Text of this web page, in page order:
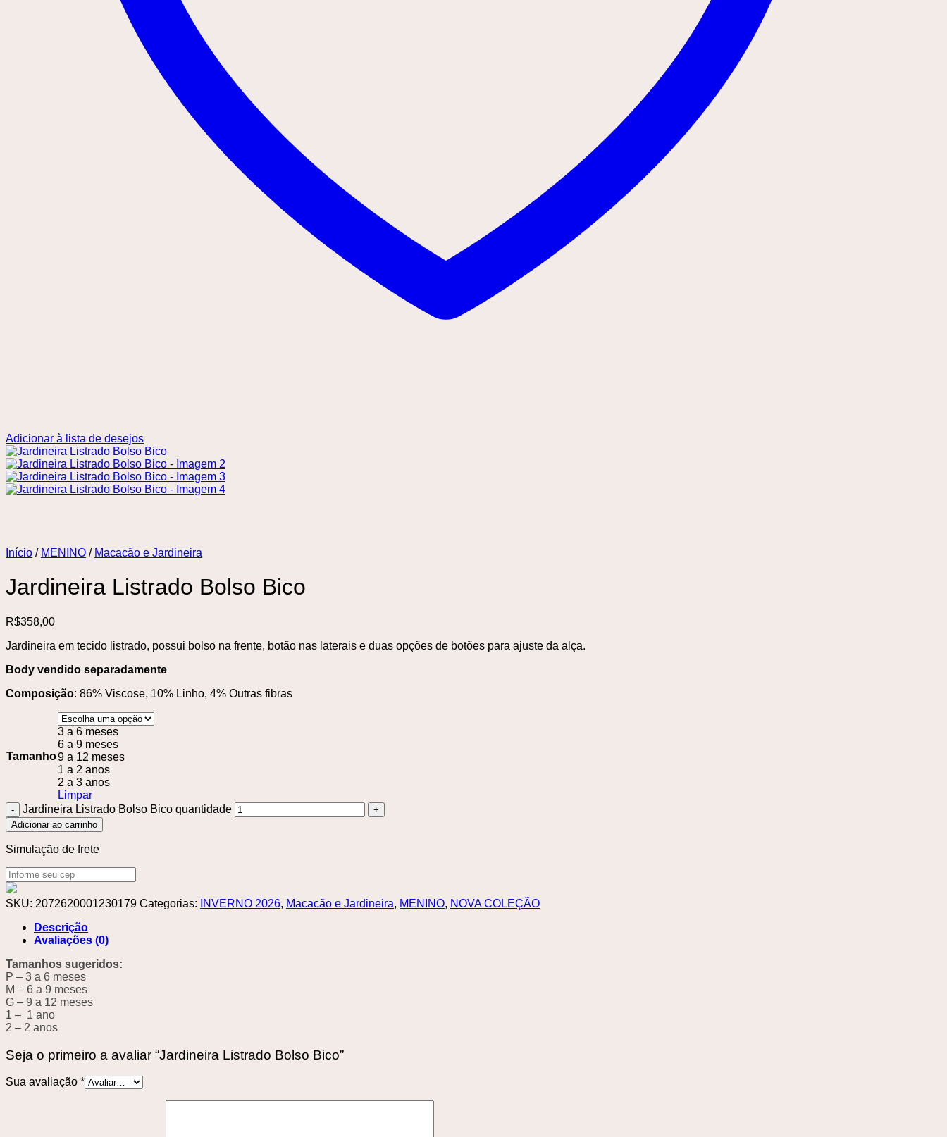
Adicionar à lista de desejos
Início / MENINO / Macacão e Jardineira
Jardineira Listrado Bolso Bico
R$358,00
Jardineira em tecido listrado, possui bolso na frente, botão nas laterais e duas opções de botões para ajuste da alça.
Body vendido separadamente
Composição: 86% Viscose, 10% Linho, 4% Outras fibras
Tamanho
3 a 6 meses
6 a 9 meses
9 a 12 meses
1 a 2 anos
2 a 3 anos
Limpar
Jardineira Listrado Bolso Bico quantidade
Adicionar ao carrinho
Simulação de frete
SKU: 2072620001230179 Categorias: INVERNO 2026, Macacão e Jardineira, MENINO, NOVA COLEÇÃO
Descrição
Avaliações (0)
Tamanhos sugeridos:
P – 3 a 6 meses
M – 6 a 9 meses
G – 9 a 12 meses
1 – 1 ano
2 – 2 anos
Seja o primeiro a avaliar “Jardineira Listrado Bolso Bico”
Sua avaliação *